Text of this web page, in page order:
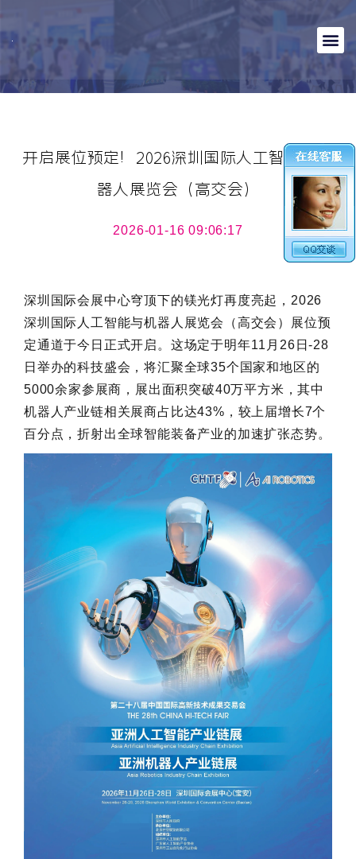
开启展位预定！2026深圳国际人工智能与机
器人展览会（高交会）
2026-01-16 09:06:17
深圳国际会展中心穹顶下的镁光灯再度亮起，2026
深圳国际人工智能与机器人展览会（高交会）展位预
定通道于今日正式开启。这场定于明年11月26日-28
日举办的科技盛会，将汇聚全球35个国家和地区的
5000余家参展商，展出面积突破40万平方米，其中
机器人产业链相关展商占比达43%，较上届增长7个
百分点，折射出全球智能装备产业的加速扩张态势。